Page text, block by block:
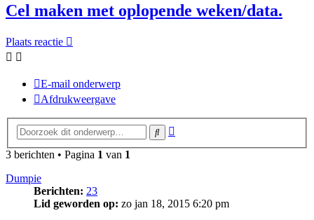
Cel maken met oplopende weken/data.
Plaats reactie
E-mail onderwerp
Afdrukweergave
Zoek
3 berichten • Pagina 1 van 1
Dumpie
Berichten: 23
Lid geworden op: zo jan 18, 2015 6:20 pm